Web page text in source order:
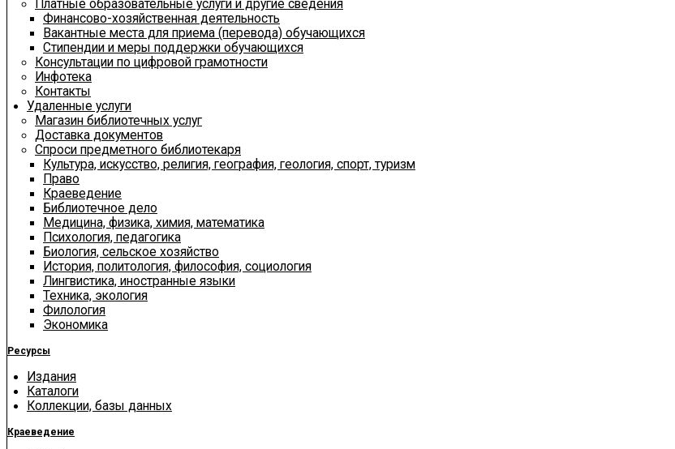
Платные образовательные услуги и другие сведения
Финансово-хозяйственная деятельность
Вакантные места для приема (перевода) обучающихся
Стипендии и меры поддержки обучающихся
Консультации по цифровой грамотности
Инфотека
Контакты
Удаленные услуги
Магазин библиотечных услуг
Доставка документов
Спроси предметного библиотекаря
Культура, искусство, религия, география, геология, спорт, туризм
Право
Краеведение
Библиотечное дело
Медицина, физика, химия, математика
Психология, педагогика
Биология, сельское хозяйство
История, политология, философия, социология
Лингвистика, иностранные языки
Техника, экология
Филология
Экономика
Ресурсы
Издания
Каталоги
Коллекции, базы данных
Краеведение